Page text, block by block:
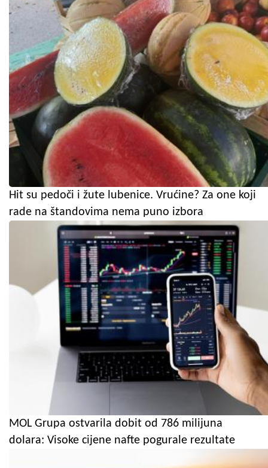
Hit su pedoči i žute lubenice. Vrućine? Za one koji
rade na štandovima nema puno izbora
MOL Grupa ostvarila dobit od 786 milijuna
dolara: Visoke cijene nafte pogurale rezultate